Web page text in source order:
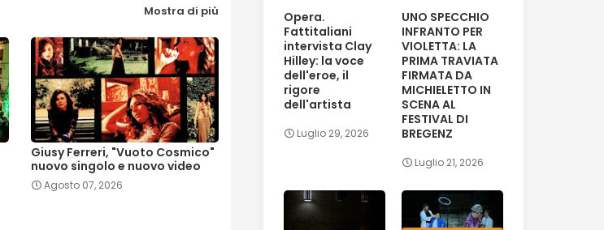
Mostra di più
Giusy Ferreri, "Vuoto Cosmico"
nuovo singolo e nuovo video
Agosto 07, 2026
Opera.
Fattitaliani
intervista Clay
Hilley: la voce
dell'eroe, il
rigore
dell'artista
Luglio 29, 2026
UNO SPECCHIO
INFRANTO PER
VIOLETTA: LA
PRIMA TRAVIATA
FIRMATA DA
MICHIELETTO IN
SCENA AL
FESTIVAL DI
BREGENZ
Luglio 21, 2026